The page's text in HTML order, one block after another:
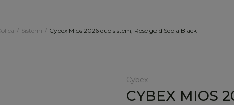
Sistemi Cybex Mios 2026 duo sistem, Rose gold Sepia Black
Cybex
CYBEX MIOS